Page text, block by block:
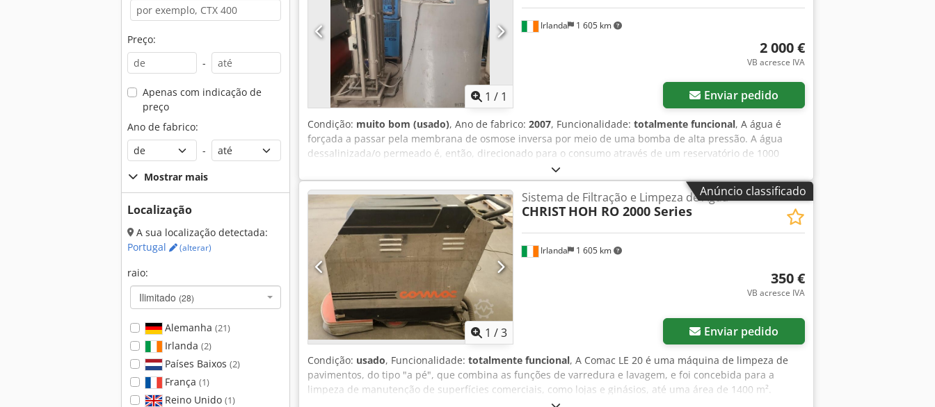
Preço:
-
Apenas com indicação de
preço
Ano de fabrico:
-
Mostrar mais
Localização
A sua localização detectada:
Portugal
(alterar)
raio:
Ilimitado (28)
Alemanha (21)
Irlanda (2)
Países Baixos (2)
França (1)
Reino Unido (1)
1 / 1
Irlanda 1 605 km
2 000 €
VB acresce IVA
Enviar pedido
Condição: muito bom (usado), Ano de fabrico: 2007, Funcionalidade: totalmente funcional, A água é
forçada a passar pela membrana de osmose inversa por meio de uma bomba de alta pressão. A água
dessalinizada/o permeado é, então, direcionado para o consumo através de um reservatório de 1000
litros. A água contendo os sais concentrados/o concentrado é direcionada para a saída. A relação entre o
permeado e o concentrado deve ser ajustada manualmente na válvula de agulha. Djdpfxozl E Die Afhjck
Em condições normais de funcionamento, as membranas de osmose inversa têm uma longa vida útil. No
entanto, mesmo com uma boa qualidade da água de alimentação, camadas de impurezas surgirão, em
certa medida, e haverá uma redução gradual da capacidade de permeação.
Anúncio classificado
1 /3
Irlanda 1 605 km
Sistema de Filtração e Limpeza de Água
CHRIST HOH RO 2000 Series
350 €
VB acresce IVA
Enviar pedido
Condição: usado, Funcionalidade: totalmente funcional, A Comac LE 20 é uma máquina de limpeza de
pavimentos, do tipo "a pé", que combina as funções de varredura e lavagem, e foi concebida para a
limpeza de manutenção de superfícies comerciais, como lojas e ginásios, até uma área de 1400 m².